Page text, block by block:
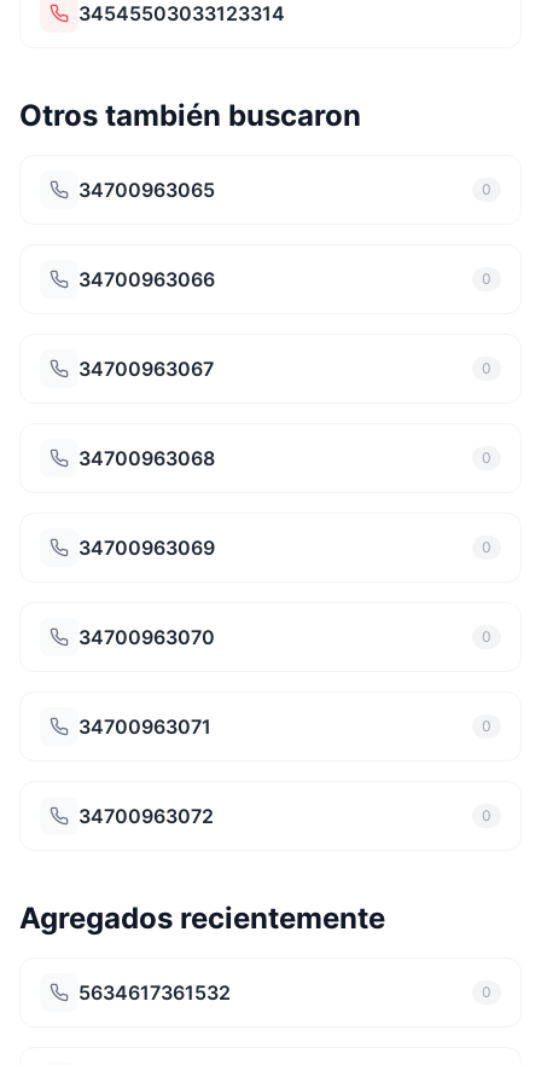
34545503033123314
Otros también buscaron
34700963065 0
34700963066 0
34700963067 0
34700963068 0
34700963069 0
34700963070 0
34700963071 0
34700963072 0
Agregados recientemente
5634617361532 0